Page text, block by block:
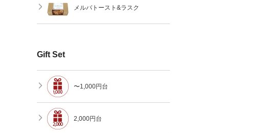
メルバトースト&ラスク
Gift Set
〜1,000円台
2,000円台